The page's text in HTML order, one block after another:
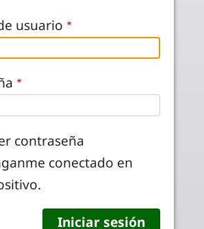
usuario
contraseña
conectado en